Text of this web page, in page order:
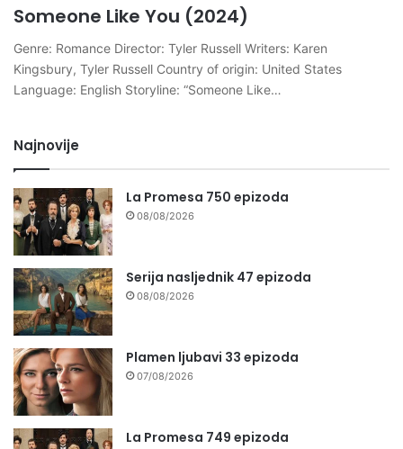
Someone Like You (2024)
Genre: Romance Director: Tyler Russell Writers: Karen
Kingsbury, Tyler Russell Country of origin: United States
Language: English Storyline: “Someone Like…
Najnovije
La Promesa 750 epizoda
08/08/2026
Serija nasljednik 47 epizoda
08/08/2026
Plamen ljubavi 33 epizoda
07/08/2026
La Promesa 749 epizoda